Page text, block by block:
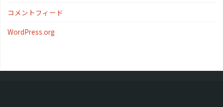
コメントフィード
WordPress.org